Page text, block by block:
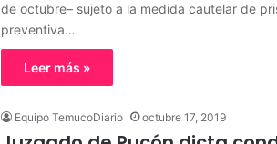
de octubre– sujeto a la medida cautelar de
preventiva…
Leer más »
Equipo TemucoDiario octubre 17, 2019